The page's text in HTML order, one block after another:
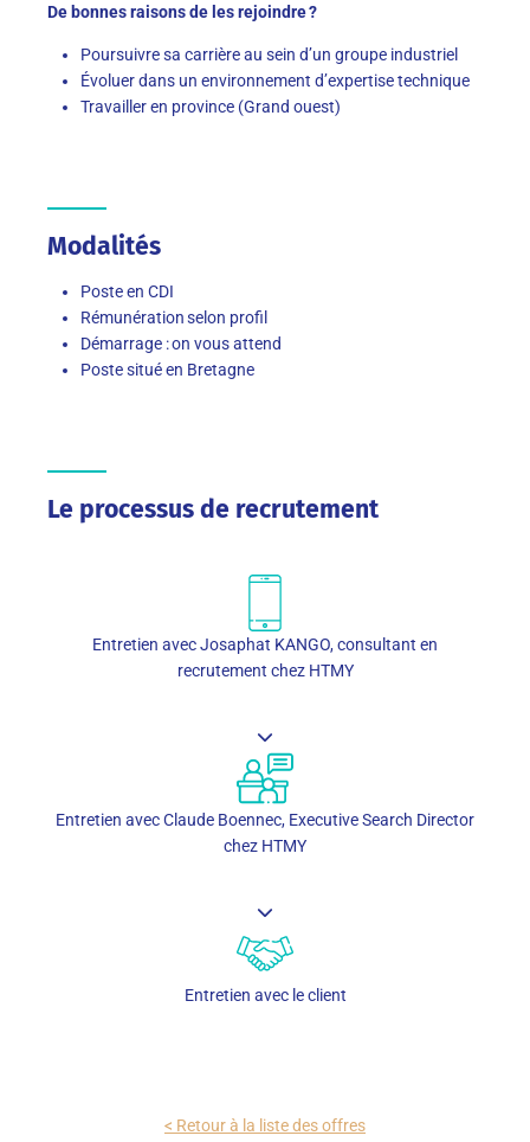
De bonnes raisons de les rejoindre ?
Poursuivre sa carrière au sein d’un groupe industriel
Évoluer dans un environnement d’expertise technique
Travailler en province (Grand ouest)
Modalités
Poste en CDI
Rémunération selon profil
Démarrage : on vous attend
Poste situé en Bretagne
Le processus de recrutement
Entretien avec Josaphat KANGO, consultant en
recrutement chez HTMY
Entretien avec Claude Boennec, Executive Search Director
chez HTMY
Entretien avec le client
< Retour à la liste des offres